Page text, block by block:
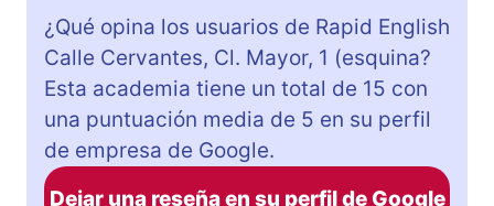
¿Qué opina los usuarios de Rapid English
Calle Cervantes, Cl. Mayor, 1 (esquina?
Esta academia tiene un total de 15 con
una puntuación media de 5 en su perfil
de empresa de Google.
Dejar una reseña en su perfil de Google